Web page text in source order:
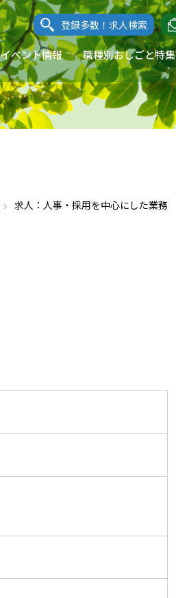
登録多数！求人検索
イベント情報 職種別おしごと特集
求人：人事・採用を中心にした業務